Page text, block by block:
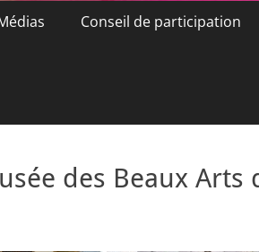
Conseil de participation
des Beaux Arts